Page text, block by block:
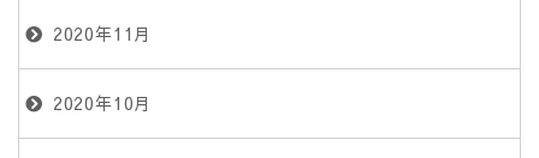
2020年11月
2020年10月